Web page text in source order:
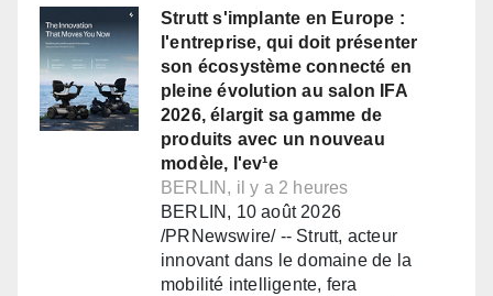
Strutt s'implante en Europe :
l'entreprise, qui doit présenter
son écosystème connecté en
pleine évolution au salon IFA
2026, élargit sa gamme de
produits avec un nouveau
modèle, l'ev¹e
BERLIN, il y a 2 heures
BERLIN, 10 août 2026
/PRNewswire/ -- Strutt, acteur
innovant dans le domaine de la
mobilité intelligente, fera